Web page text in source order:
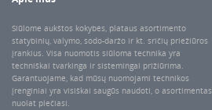
Siūlome aukštos kokybės, plataus asortimento
statybinių, valymo, sodo-daržo ir kt. sričių priežiūros
įrankius. Visa nuomotis siūloma technika yra
techniškai tvarkinga ir sistemingai prižiūrima.
Garantuojame, kad mūsų nuomojami technikos
įrenginiai yra visiškai saugūs naudoti, o asortimentas
nuolat plečiasi.